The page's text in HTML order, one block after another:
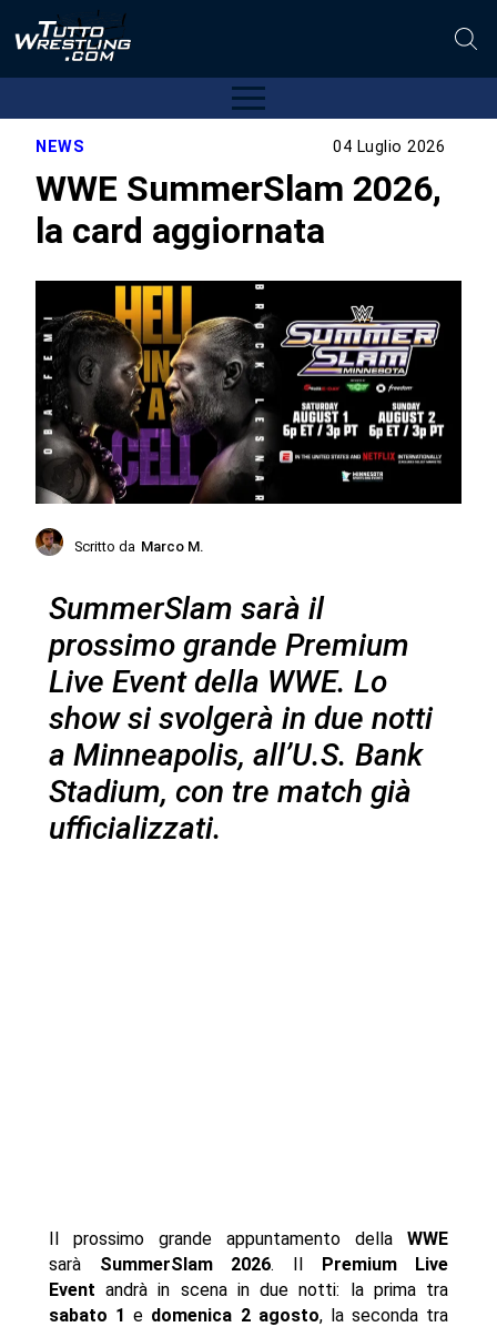
NEWS 04 Luglio 2026
WWE SummerSlam 2026,
la card aggiornata
Scritto da Marco M.
SummerSlam sarà il
prossimo grande Premium
Live Event della WWE. Lo
show si svolgerà in due notti
a Minneapolis, all’U.S. Bank
Stadium, con tre match già
ufficializzati.
Il prossimo grande appuntamento dellaWWE
sarà SummerSlam 2026. Il Premium Live
Event andrà in scena in due notti: la prima tra
sabato 1 e domenica 2 agosto, la seconda tra